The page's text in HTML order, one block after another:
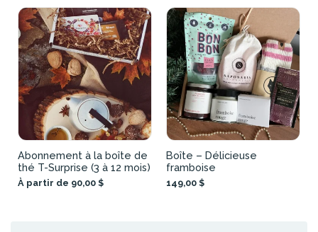
Abonnement à la boîte de
thé T-Surprise (3 à 12 mois)
À partir de 90,00 $
Boîte – Délicieuse
framboise
149,00 $